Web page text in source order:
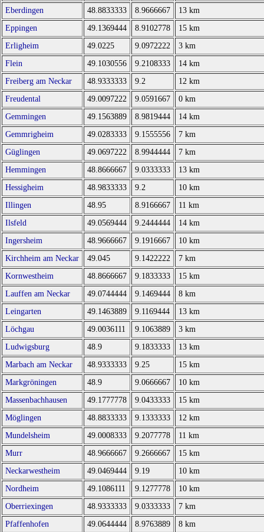
Eberdingen
48.8833333 8.9666667
13 km
Eppingen
49.1369444 8.9102778
15 km
Erligheim
49.0225 9.0972222
3 km
Flein
49.1030556 9.2108333
14 km
Freiberg am Neckar
48.9333333 9.2
12 km
Freudental
49.0097222 9.0591667
0 km
Gemmingen
49.1563889 8.9819444
14 km
Gemmrigheim
49.0283333 9.1555556
7 km
Güglingen
49.0697222 8.9944444
7 km
Hemmingen
48.8666667 9.0333333
13 km
Hessigheim
48.9833333 9.2
10 km
Illingen
48.95 8.9166667
11 km
Ilsfeld
49.0569444 9.2444444
14 km
Ingersheim
48.9666667 9.1916667
10 km
Kirchheim am Neckar
49.045 9.1422222
7 km
Kornwestheim
48.8666667 9.1833333
15 km
Lauffen am Neckar
49.0744444 9.1469444
8 km
Leingarten
49.1463889 9.1169444
13 km
Löchgau
49.0036111 9.1063889
3 km
Ludwigsburg
48.9 9.1833333
13 km
Marbach am Neckar
48.9333333 9.25
15 km
Markgröningen
48.9 9.0666667
10 km
Massenbachhausen
49.1777778 9.0433333
15 km
Möglingen
48.8833333 9.1333333
12 km
Mundelsheim
49.0008333 9.2077778
11 km
Murr
48.9666667 9.2666667
15 km
Neckarwestheim
49.0469444 9.19
10 km
Nordheim
49.1086111 9.1277778
10 km
Oberriexingen
48.9333333 9.0333333
7 km
Pfaffenhofen
49.0644444 8.9763889
8 km